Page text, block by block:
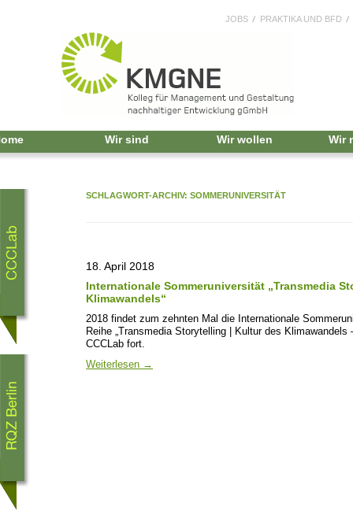
JOBS PRAKTIKA UND BFD
Wir sind Wir wollen Wir
SCHLAGWORT-ARCHIV: SOMMERUNIVERSITÄT
18. April 2018
Internationale Sommeruniversität „Transmedia
Klimawandels“
2018 findet zum zehnten Mal die Internationale
Reihe „Transmedia Storytelling | Kultur des
CCCLab fort.
Weiterlesen →